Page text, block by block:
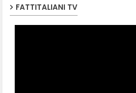
FATTITALIANI TV